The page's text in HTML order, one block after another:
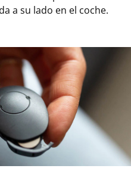
a su lado en el coche.